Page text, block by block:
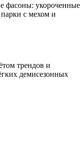
фасоны: укороченные
с мехом и
трендов и
демисезонных